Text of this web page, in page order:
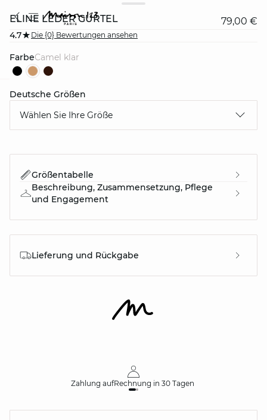
ELINE LEDER GÜRTEL 79,00 €
4.7 Die {0} Bewertungen ansehen
Farbe camel klar
Deutsche Größen
Wählen Sie Ihre Größe
Größentabelle
Beschreibung, Zusammensetzung, Pflege
und Engagement
Lieferung und Rückgabe
Zahlung aufRechnung in 30 Tagen